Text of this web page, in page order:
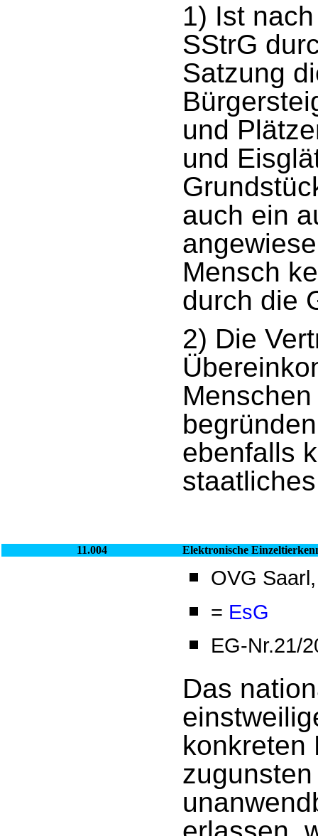
1) Ist
SStrG
Satzung
und
und
auch ein
Mensch
durch die
2) Die
ebenfalls
11.004 Elektronische
OVG
= EsG
EG-Nr.21/
Das
konkreten